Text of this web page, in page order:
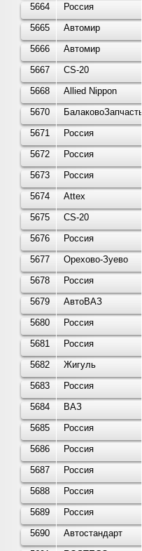
5664
Россия
5665
Автомир
5666
Автомир
5667
CS-20
5668
Allied Nippon
5670
БалаковоЗапчасть
5671
Россия
5672
Россия
5673
Россия
5674
Attex
5675
CS-20
5676
Россия
5677
Орехово-Зуево
5678
Россия
5679
АвтоВАЗ
5680
Россия
5681
Россия
5682
Жигуль
5683
Россия
5684
ВАЗ
5685
Россия
5686
Россия
5687
Россия
5688
Россия
5689
Россия
5690
Автостандарт